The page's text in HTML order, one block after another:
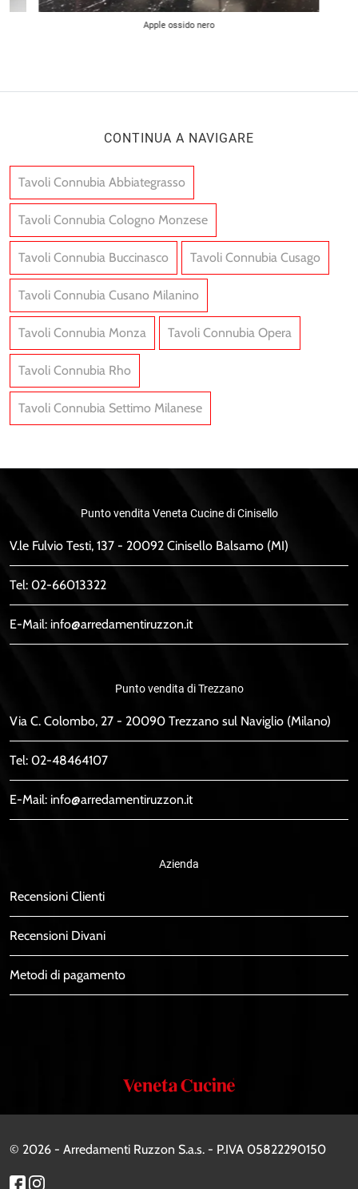
Apple ossido nero
CONTINUA A NAVIGARE
Tavoli Connubia Abbiategrasso
Tavoli Connubia Cologno Monzese
Tavoli Connubia Buccinasco Tavoli Connubia Cusago
Tavoli Connubia Cusano Milanino
Tavoli Connubia Monza Tavoli Connubia Opera
Tavoli Connubia Rho
Tavoli Connubia Settimo Milanese
Punto vendita Veneta Cucine di Cinisello
V.le Fulvio Testi, 137 - 20092 Cinisello Balsamo (MI)
Tel: 02-66013322
E-Mail: info@arredamentiruzzon.it
Punto vendita di Trezzano
Via C. Colombo, 27 - 20090 Trezzano sul Naviglio (Milano)
Tel: 02-48464107
E-Mail: info@arredamentiruzzon.it
Azienda
Recensioni Clienti
Recensioni Divani
Metodi di pagamento
Veneta
© 2026 - Arredamenti Ruzzon S.a.s. - P.IVA 05822290150